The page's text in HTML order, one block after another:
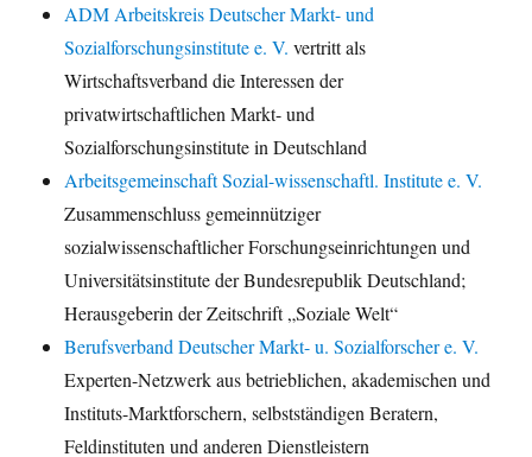
ADM Arbeitskreis Deutscher Markt- und
Sozialforschungsinstitute e. V. vertritt als
Wirtschaftsverband die Interessen der
privatwirtschaftlichen Markt- und
Sozialforschungsinstitute in Deutschland
Arbeitsgemeinschaft Sozial-wissenschaftl. Institute e. V.
Zusammenschluss gemeinnütziger
sozialwissenschaftlicher Forschungseinrichtungen und
Universitätsinstitute der Bundesrepublik Deutschland;
Herausgeberin der Zeitschrift „Soziale Welt“
Berufsverband Deutscher Markt- u. Sozialforscher e. V.
Experten-Netzwerk aus betrieblichen, akademischen und
Instituts-Marktforschern, selbstständigen Beratern,
Feldinstituten und anderen Dienstleistern